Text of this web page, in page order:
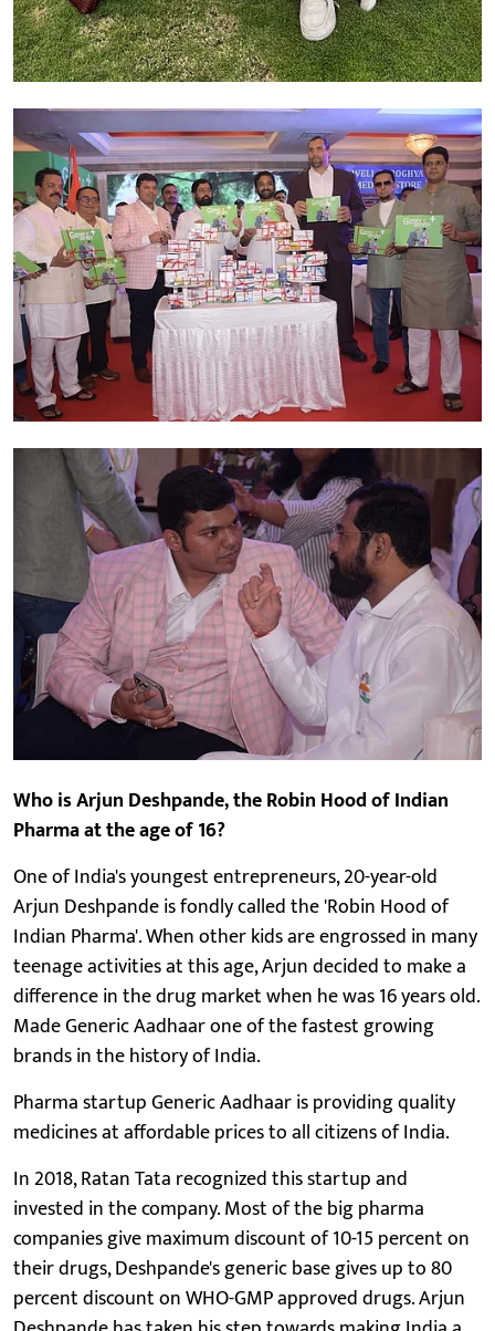
Who is Arjun Deshpande, the Robin Hood of Indian
Pharma at the age of 16?
One of India's youngest entrepreneurs, 20-year-old
Arjun Deshpande is fondly called the 'Robin Hood of
Indian Pharma'. When other kids are engrossed in many
teenage activities at this age, Arjun decided to make a
difference in the drug market when he was 16 years old.
Made Generic Aadhaar one of the fastest growing
brands in the history of India.
Pharma startup Generic Aadhaar is providing quality
medicines at affordable prices to all citizens of India.
In 2018, Ratan Tata recognized this startup and
invested in the company. Most of the big pharma
companies give maximum discount of 10-15 percent on
their drugs, Deshpande's generic base gives up to 80
percent discount on WHO-GMP approved drugs. Arjun